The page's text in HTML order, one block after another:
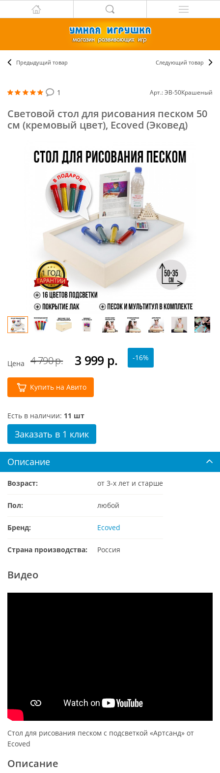
Предыдущий товар Следующий товар
1 Арт.: ЭВ-50Крашеный
Световой стол для рисования песком 50
см (кремовый цвет), Ecoved (Эковед)
Цена 4 790 р. 3 999 р. -16%
Купить на Авито
Есть в наличии: 11 шт
Заказать в 1 клик
Описание
Возраст: от 3-х лет и старше
Пол: любой
Бренд: Ecoved
Страна производства: Россия
Видео
Стол для рисования песком с подсветкой «Артсанд» от
Ecoved
Описание